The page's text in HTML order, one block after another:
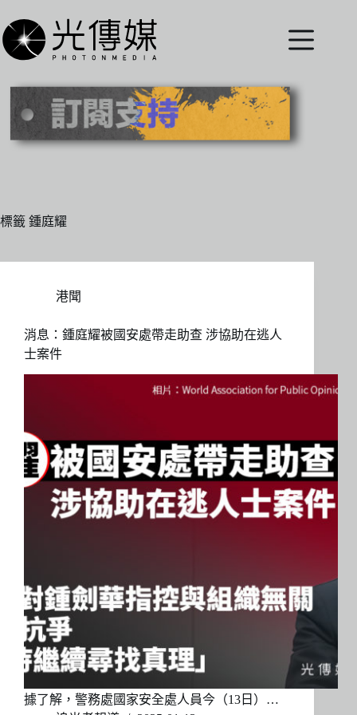
至
主
內
標籤 鍾庭耀
港聞
消息：鍾庭耀被國安處帶走助查 涉協助在逃人
士案件
據了解，警務處國家安全處人員今（13日）…